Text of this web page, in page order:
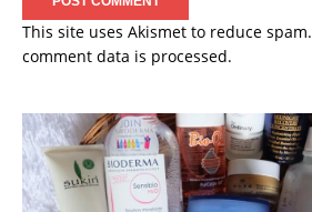
This site uses Akismet to reduce spam.
comment data is processed.